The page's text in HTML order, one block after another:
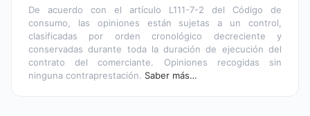
De acuerdo con el artículo L111-7-2 del Código de
consumo, las opiniones están sujetas a un control,
clasificadas por orden cronológico decreciente y
conservadas durante toda la duración de ejecución del
contrato del comerciante. Opiniones recogidas sin
ninguna contraprestación. Saber más…